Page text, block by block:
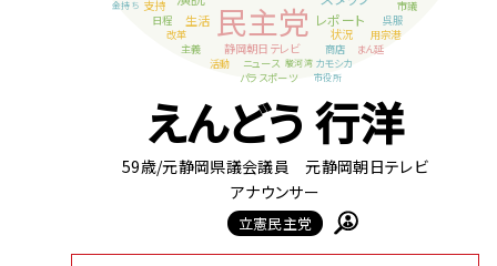
えんどう 行洋
59歳/元静岡県議会議員 元静岡朝日テレビ
アナウンサー
立憲民主党